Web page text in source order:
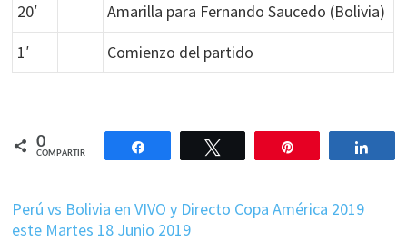
20′
Amarilla para Fernando Saucedo (Bolivia)
1′
Comienzo del partido
0
COMPARTIR
Compartir
Perú vs Bolivia en VIVO y Directo Copa América 2019
este Martes 18 Junio 2019